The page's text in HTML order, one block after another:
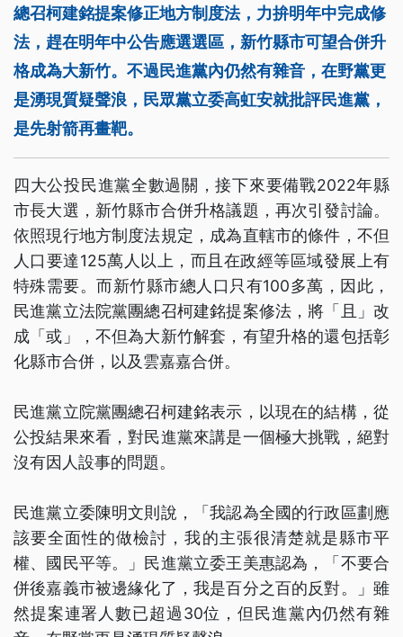
總召柯建銘提案修正地方制度法，力拚明年中完成修
法，趕在明年中公告應選選區，新竹縣市可望合併升
格成為大新竹。不過民進黨內仍然有雜音，在野黨更
是湧現質疑聲浪，民眾黨立委高虹安就批評民進黨，
是先射箭再畫靶。
四大公投民進黨全數過關，接下來要備戰2022年縣
市長大選，新竹縣市合併升格議題，再次引發討論。
依照現行地方制度法規定，成為直轄市的條件，不但
人口要達125萬人以上，而且在政經等區域發展上有
特殊需要。而新竹縣市總人口只有100多萬，因此，
民進黨立法院黨團總召柯建銘提案修法，將「且」改
成「或」，不但為大新竹解套，有望升格的還包括彰
化縣市合併，以及雲嘉嘉合併。
民進黨立院黨團總召柯建銘表示，以現在的結構，從
公投結果來看，對民進黨來講是一個極大挑戰，絕對
沒有因人設事的問題。
民進黨立委陳明文則說，「我認為全國的行政區劃應
該要全面性的做檢討，我的主張很清楚就是縣市平
權、國民平等。」民進黨立委王美惠認為，「不要合
併後嘉義市被邊緣化了，我是百分之百的反對。」雖
然提案連署人數已超過30位，但民進黨內仍然有雜